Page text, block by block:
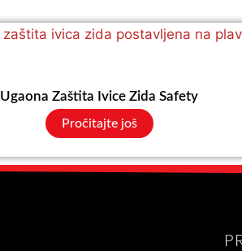
Ugaona Zaštita Ivice Zida Safety
Pročitajte još